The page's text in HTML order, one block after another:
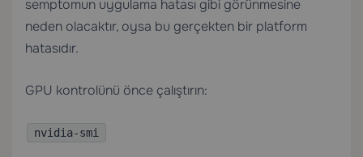
semptomun uygulama hatası gibi görünmesine
neden olacaktır, oysa bu gerçekten bir platform
hatasıdır.
GPU kontrolünü önce çalıştırın:
nvidia-smi